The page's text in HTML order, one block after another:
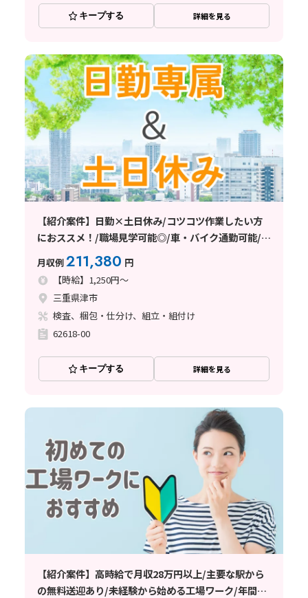
キープする 詳細を見る
【紹介案件】日勤×土日休み/コツコツ作業したい方
におススメ！/職場見学可能◎/車・バイク通勤可能/入
寮可能で全国応募歓迎♪
月収例211,380 円
【時給】1,250円～
三重県津市
検査、梱包・仕分け、組立・組付け
62618-00
キープする 詳細を見る
【紹介案件】高時給で月収28万円以上/主要な駅から
の無料送迎あり/未経験から始める工場ワーク/年間休